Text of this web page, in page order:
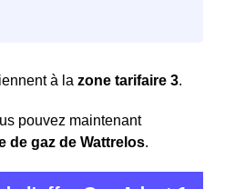
à la zone tarifaire 3.
pouvez maintenant
de gaz de Wattrelos.